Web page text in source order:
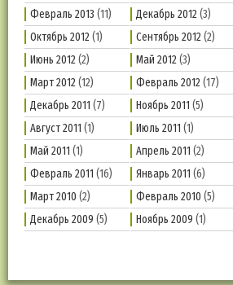
Февраль 2013 (11) Декабрь 2012(3)
Октябрь 2012(1) Сентябрь 2012(2)
Июнь 2012(2) Май 2012(3)
Март 2012(12) Февраль 2012(17)
Декабрь 2011 (7) Ноябрь 2011 (5)
Август 2011 (1) Июль 2011 (1)
Май 2011 (1) Апрель 2011 (2)
Февраль 2011 (16) Январь 2011 (6)
Март 2010 (2) Февраль 2010 (5)
Декабрь 2009 (5) Ноябрь 2009 (1)